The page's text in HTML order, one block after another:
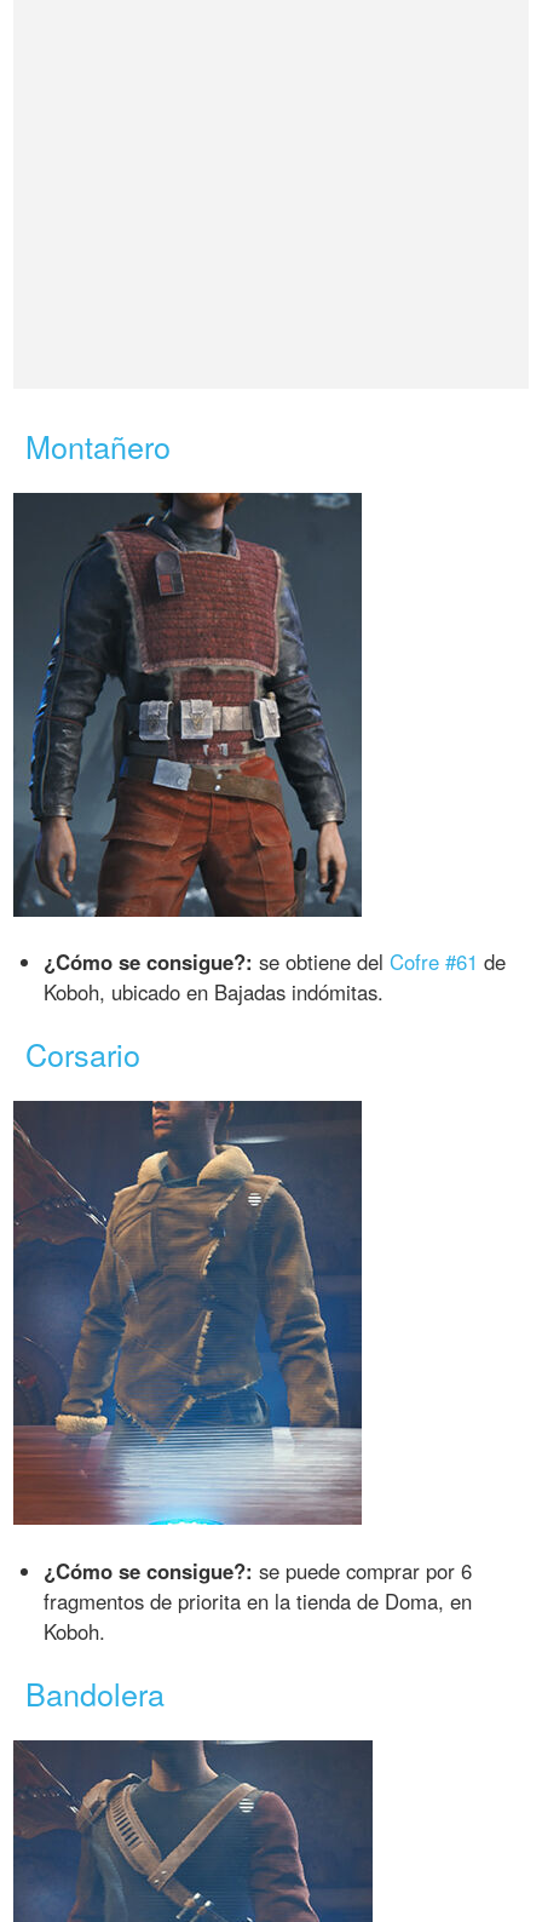
Montañero
¿Cómo se consigue?: se obtiene delCofre #61 de
Koboh, ubicado en Bajadas indómitas.
Corsario
¿Cómo se consigue?: se puede comprar por 6
fragmentos de priorita en la tienda de Doma, en
Koboh.
Bandolera